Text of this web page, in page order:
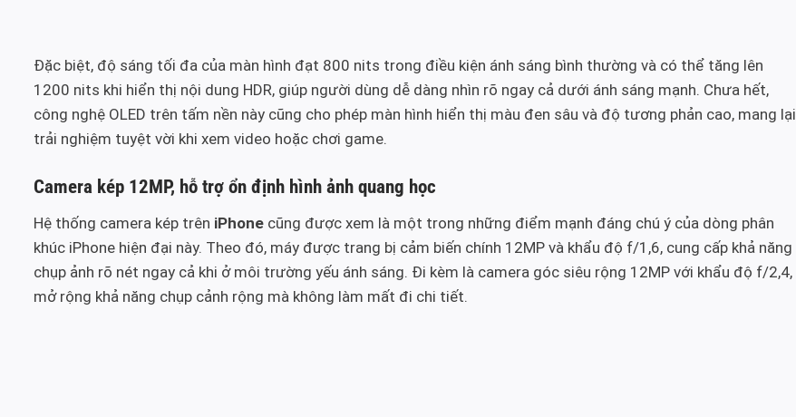
Đặc biệt, độ sáng tối đa của màn hình đạt 800 nits trong điều kiện ánh sáng bình thường và có thể tăng lên
1200 nits khi hiển thị nội dung HDR, giúp người dùng dễ dàng nhìn rõ ngay cả dưới ánh sáng mạnh. Chưa hết,
công nghệ OLED trên tấm nền này cũng cho phép màn hình hiển thị màu đen sâu và độ tương phản cao, mang lại
trải nghiệm tuyệt vời khi xem video hoặc chơi game.
Camera kép 12MP, hỗ trợ ổn định hình ảnh quang học
Hệ thống camera kép trên iPhone cũng được xem là một trong những điểm mạnh đáng chú ý của dòng phân
khúc iPhone hiện đại này. Theo đó, máy được trang bị cảm biến chính 12MP và khẩu độ f/1,6, cung cấp khả năng
chụp ảnh rõ nét ngay cả khi ở môi trường yếu ánh sáng. Đi kèm là camera góc siêu rộng 12MP với khẩu độ f/2,4,
mở rộng khả năng chụp cảnh rộng mà không làm mất đi chi tiết.